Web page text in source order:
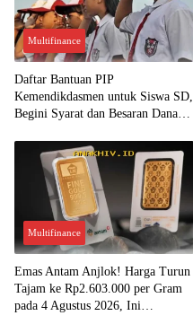
Multifinance
Daftar Bantuan PIP
Kemendikdasmen untuk Siswa SD,
Begini Syarat dan Besaran Dana
Multifinance
Emas Antam Anjlok! Harga Turun
Tajam ke Rp2.603.000 per Gram
pada 4 Agustus 2026, Ini